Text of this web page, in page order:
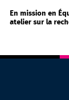
En mission en
atelier sur la